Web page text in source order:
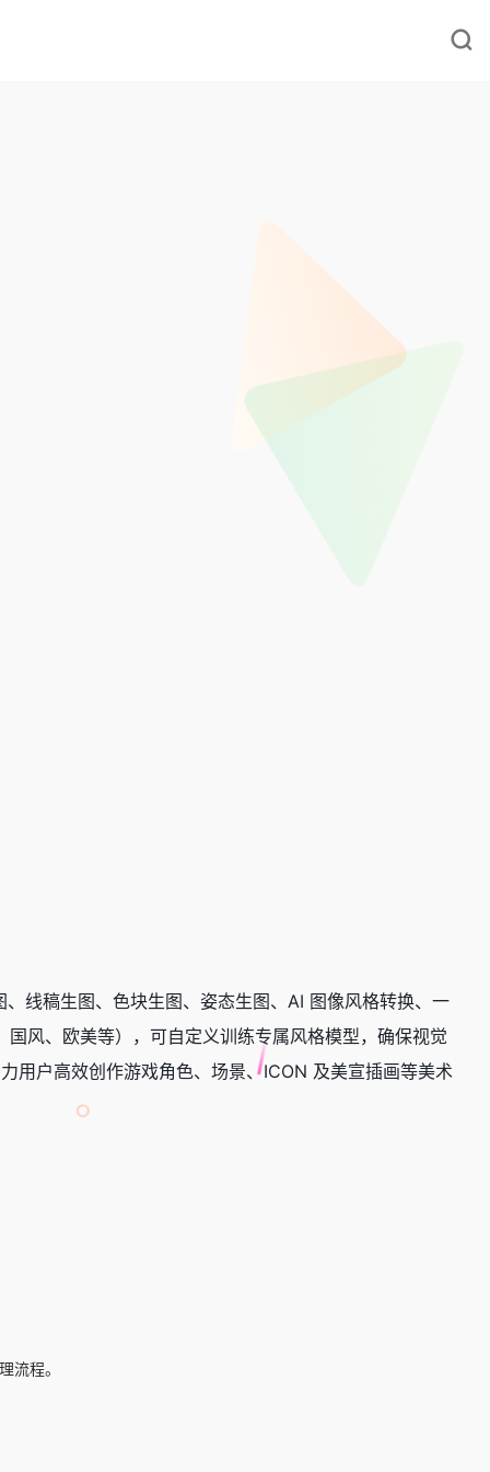
线稿生图、色块生图、姿态生图、AI 图像风格转换、 一
风、欧美等），可自定义训练专属风格模型，确保视觉
用户高效创作游戏角色、场景、ICON 及美宣插画等美术
流程。